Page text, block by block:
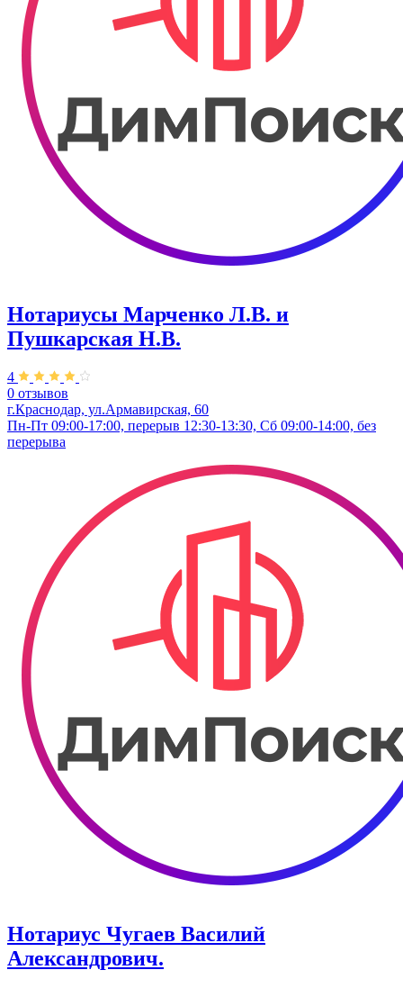
Нотариусы Марченко Л.В. и
Пушкарская Н.В.
4
0 отзывов
г.Краснодар, ул.Армавирская, 60
Пн-Пт 09:00-17:00, перерыв 12:30-13:30, Сб 09:00-14:00, без
перерыва
Нотариус Чугаев Василий
Александрович.